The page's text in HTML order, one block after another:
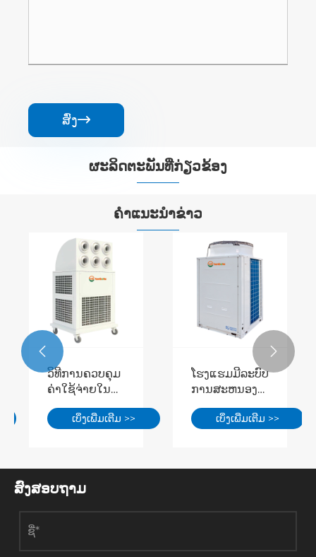
ສົ່ງ
ຜະ​ລິດ​ຕະ​ພັນ​ທີ່​ກ່ຽວ​ຂ້ອງ
ຄໍາແນະນໍາຂ່າວ
ວິທີການຄວບຄຸມ
ຄ່າໃຊ້ຈ່າຍໃນ
ການດໍາເນີນງານ
ຂອງໂຮງງານ?
ແບບພົກພາສະ
ເຫນີທາງເລືອກ
ໃຫມ່ສໍາລັບ
ເບິ່ງເພີ່ມເຕີມ >>
ໂຮງແຮມມີລະບົບ
ການສະຫນອງ
ຄວາມຮ້ອນແລະ
ຄວາມເຢັນແບບ
ສອງແຫຼ່ງທີ່ບັນລຸ
ເບິ່ງເພີ່ມເຕີມ >>
 
ສົ່ງສອບຖາມ